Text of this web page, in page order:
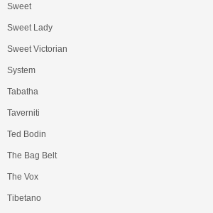
Sweet
Sweet Lady
Sweet Victorian
System
Tabatha
Taverniti
Ted Bodin
The Bag Belt
The Vox
Tibetano